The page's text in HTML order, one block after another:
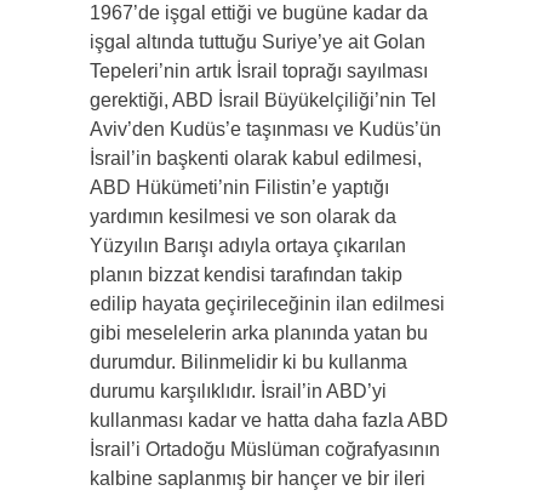
1967’de işgal ettiği ve bugüne kadar da
işgal altında tuttuğu Suriye’ye ait Golan
Tepeleri’nin artık İsrail toprağı sayılması
gerektiği, ABD İsrail Büyükelçiliği’nin Tel
Aviv’den Kudüs’e taşınması ve Kudüs’ün
İsrail’in başkenti olarak kabul edilmesi,
ABD Hükümeti’nin Filistin’e yaptığı
yardımın kesilmesi ve son olarak da
Yüzyılın Barışı adıyla ortaya çıkarılan
planın bizzat kendisi tarafından takip
edilip hayata geçirileceğinin ilan edilmesi
gibi meselelerin arka planında yatan bu
durumdur. Bilinmelidir ki bu kullanma
durumu karşılıklıdır. İsrail’in ABD’yi
kullanması kadar ve hatta daha fazla ABD
İsrail’i Ortadoğu Müslüman coğrafyasının
kalbine saplanmış bir hançer ve bir ileri